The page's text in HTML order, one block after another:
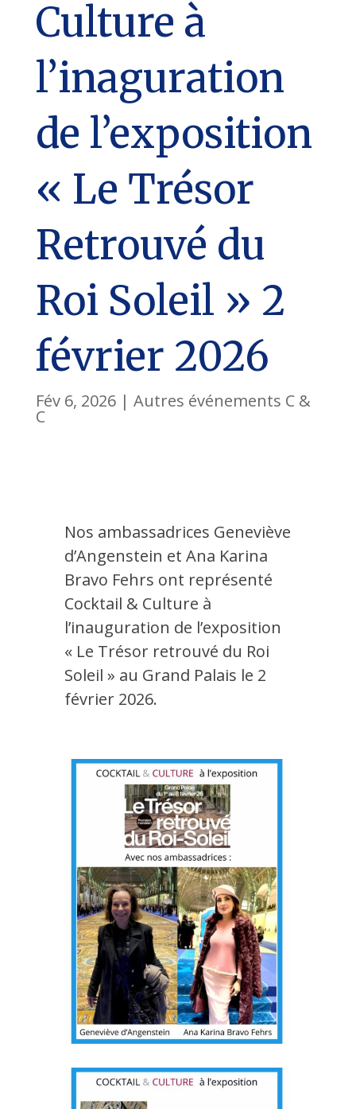
Culture à
l’inaguration
de l’exposition
« Le Trésor
Retrouvé du
Roi Soleil » 2
février 2026
Fév 6, 2026| Autres événements C &
C
Nos ambassadrices Geneviève
d’Angenstein et Ana Karina
Bravo Fehrs ont représenté
Cocktail & Culture à
l’inauguration de l’exposition
« Le Trésor retrouvé du Roi
Soleil » au Grand Palais le 2
février 2026.